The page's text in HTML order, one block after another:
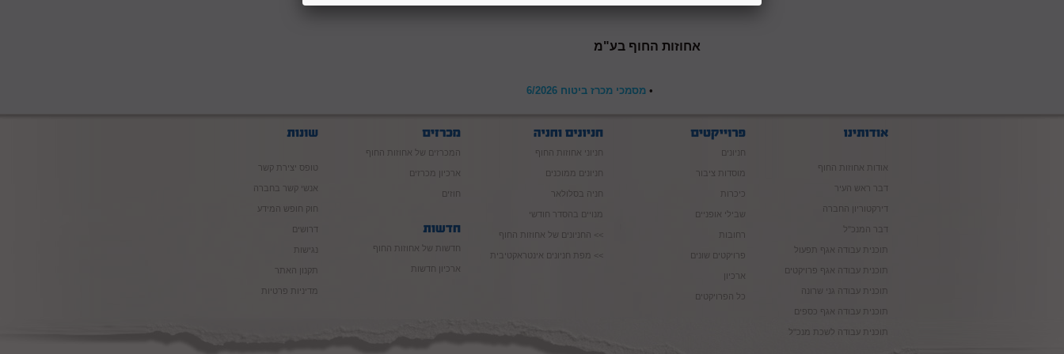
אחוזות החוף בע"מ
• מסמכי מכרז ביטוח 6/2026
אודות אחוזות החוף
דבר ראש העיר
דירקטוריון החברה
דבר המנכ"ל
תוכנית עבודה אגף תפעול
תוכנית עבודה אגף פרויקטים
תוכנית עבודה גני שרונה
תוכנית עבודה אגף כספים
תוכנית עבודה לשכת מנכ"ל
חניונים
מוסדות ציבור
כיכרות
שבילי אופניים
רחובות
פרויקטים שונים
ארכיון
כל הפרויקטים
חניוני אחוזות החוף
חניונים ממוכנים
חניה בסלולאר
מנויים בהסדר חודשי
>> החניונים של אחוזות החוף
>> מפת חניונים אינטראקטיבית
המכרזים של אחוזות החוף
ארכיון מכרזים
חוזים
חדשות של אחוזות החוף
ארכיון חדשות
טופס יצירת קשר
אנשי קשר בחברה
חוק חופש המידע
דרושים
נגישות
תקנון האתר
מדיניות פרטיות